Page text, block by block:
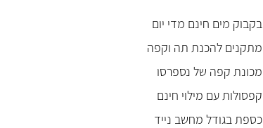
בקבוק מים חינם מדי יום
מתקנים להכנת תה וקפה
מכונת קפה של נספרסו
קפסולות עם מילוי חינם
כספת בגודל מחשב נייד